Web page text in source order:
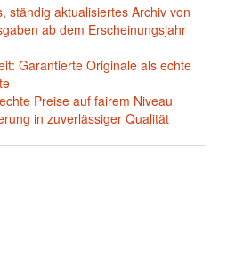
ständig aktualisiertes Archiv von
ab dem Erscheinungsjahr
Garantierte Originale als echte
Preise auf fairem Niveau
in zuverlässiger Qualität